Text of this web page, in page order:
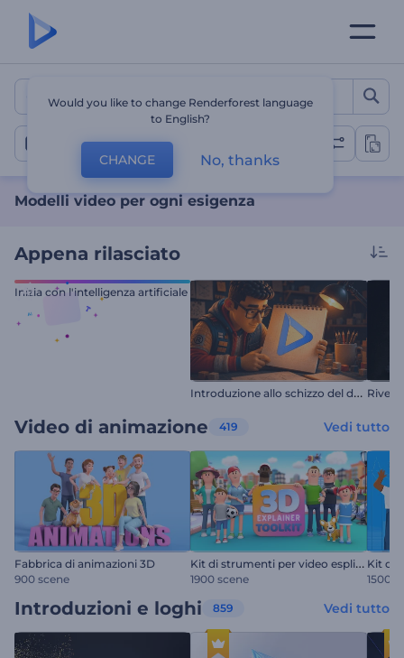
Modelli video per ogni
Tutti i modelli
Modelli video per ogni esigenza
Appena rilasciato
Inizia con l'intelligenza artificiale
I
ntroduzione allo schizzo del designer
Video di animazione 419 Vedi tutto
Fabbrica di animazioni 3D
900 scene
K
it di strumenti per video esplicativi in 3D
1900 scene 1500
Introduzioni e loghi 859 Vedi tutto
Would you like to change Renderforest language
to English?
CHANGE No, thanks